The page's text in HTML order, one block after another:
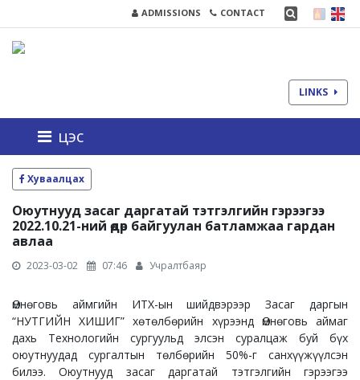
ADMISSIONS CONTACT
LINKS
цэс
Хуваалцах
Оюутнууд засаг даргатай тэтгэлгийн гэрээгээ
2022.10.21-ний өдөр байгуулан батламжаа гардан
авлаа
2023-03-02 07:46 Учралтбаяр
Өмнөговь аймгийн ИТХ-ын шийдвэрээр Засаг даргын
“НУТГИЙН ХИШИГ” хөтөлбөрийн хүрээнд Өмнөговь аймаг
дахь Технологийн сургуульд элсэн суралцаж буй бүх
оюутнуудад сургалтын төлбөрийн 50%-г санхүүжүүлсэн
билээ. Оюутнууд засаг даргатай тэтгэлгийн гэрээгээ